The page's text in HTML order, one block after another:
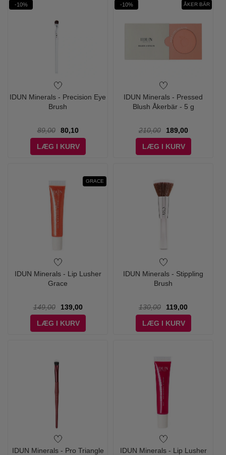
-10%
IDUN Minerals - Precision Eye
Brush
89,00
80,10
LÆG I KURV
-10% ÅKER BÄR
IDUN Minerals - Pressed
Blush Åkerbär - 5 g
210,00
189,00
LÆG I KURV
GRACE
IDUN Minerals - Lip Lusher
Grace
149,00
139,00
LÆG I KURV
IDUN Minerals - Stippling
Brush
130,00
119,00
LÆG I KURV
IDUN Minerals - Pro Triangle
IDUN Minerals - Lip Lusher